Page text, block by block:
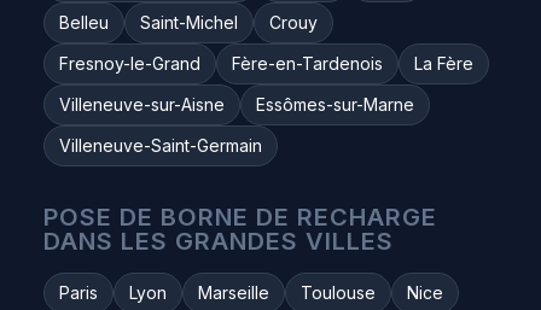
Belleu
Saint-Michel
Crouy
Fresnoy-le-Grand
Fère-en-Tardenois
La Fère
Villeneuve-sur-Aisne
Essômes-sur-Marne
Villeneuve-Saint-Germain
POSE DE BORNE DE RECHARGE
DANS LES GRANDES VILLES
Paris Lyon Marseille Toulouse
Nice